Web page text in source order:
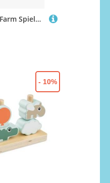
Done By Deer Tiny Farm Spieluhr, Babyspielzeug
- 10%